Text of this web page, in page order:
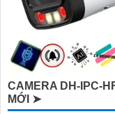
CAMERA DH-IPC-
MỚI ➤